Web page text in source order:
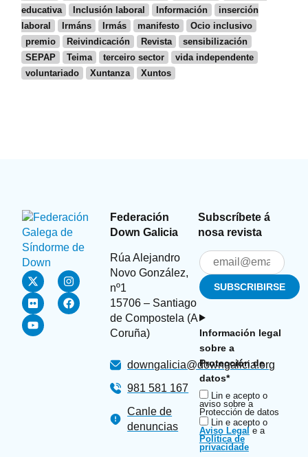
educativa
Inclusión laboral Información
inserción
laboral
Irmáns Irmás manifesto
Ocio inclusivo
premio
Reivindicación Revista
sensibilización
SEPAP
Teima terceiro sector
vida independente
voluntariado
Xuntanza Xuntos
Federación
Down Galicia
Rúa Alejandro
Novo González,
nº1
15706 – Santiago
de Compostela (A
Coruña)
downgalicia@downgalicia.org
981 581 167
Canle de
denuncias
Subscríbete á
nosa revista
Información legal
sobre a
Protección de
datos*
Lin e acepto o
aviso sobre a
Protección de datos
Lin e acepto o
Aviso Legal e a
Política de
privacidade